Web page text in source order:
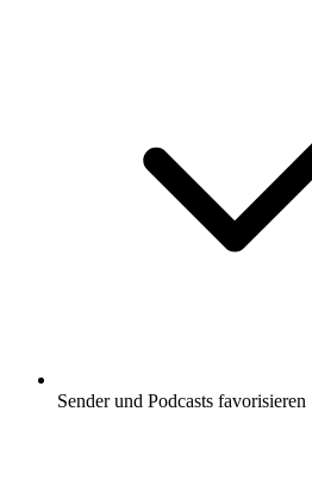
Sender und Podcasts favorisieren